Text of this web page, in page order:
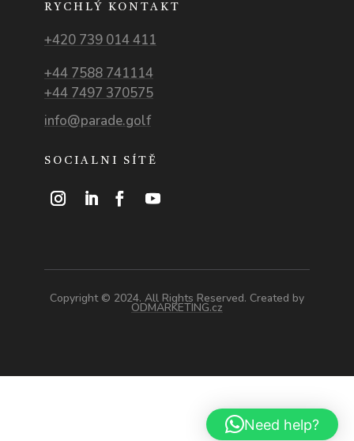
RYCHLÝ KONTAKT
+420 739 014 411
+44 7588 741114
+44 7497 370575
info@parade.golf
SOCIALNI SÍTĚ
Copyright © 2024. All Rights Reserved. Created by
ODMARKETING.cz
Need help?